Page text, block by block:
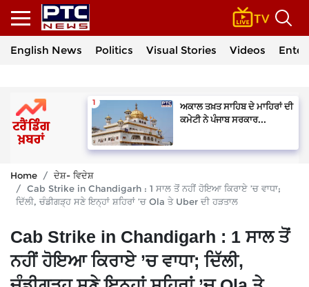
English News Politics Visual Stories Videos
ਅਕਾਲ ਤਖ਼ਤ ਸਾਹਿਬ ਦੇ ਮਾਹਿਰਾਂ ਦੀ
ਕਮੇਟੀ ਨੇ ਪੰਜਾਬ ਸਰਕਾਰ...
Home
ਦੇਸ਼- ਵਿਦੇਸ਼
Cab Strike in Chandigarh : 1 ਸਾਲ ਤੋਂ ਨਹੀਂ ਹੋਇਆ ਕਿਰਾਏ ’ਚ ਵਾਧਾ;
ਦਿੱਲੀ, ਚੰਡੀਗੜ੍ਹ ਸਣੇ ਇਨ੍ਹਾਂ ਸ਼ਹਿਰਾਂ ’ਚ Ola ਤੇ Uber ਦੀ ਹੜਤਾਲ
Cab Strike in Chandigarh : 1 ਸਾਲ ਤੋਂ
ਨਹੀਂ ਹੋਇਆ ਕਿਰਾਏ ’ਚ ਵਾਧਾ; ਦਿੱਲੀ,